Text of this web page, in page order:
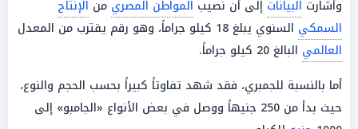
وأشارت البيانات إلى أن نصيب المواطن المصري من الإنتاج
السمكي السنوي يبلغ 18 كيلو جراماً، وهو رقم يقترب من المعدل
العالمي البالغ 20 كيلو جراماً.
أما بالنسبة للجمبري، فقد شهد تفاوتاً كبيراً بحسب الحجم والنوع،
حيث بدأ من 250 جنيهاً ووصل في بعض الأنواع «الجامبو» إلى